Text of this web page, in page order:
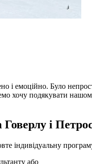
емоційно. Було
хочу подякувати
і
індивідуальну
або